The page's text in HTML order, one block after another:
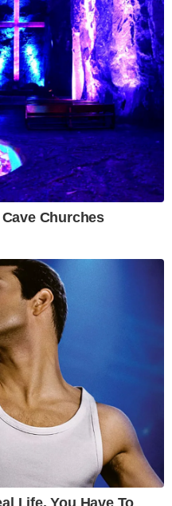
Churches
Life. You Have To